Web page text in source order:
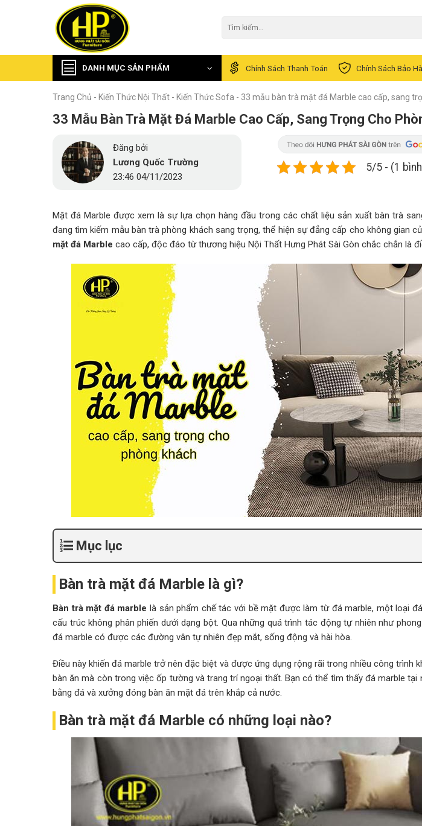
kiếm:
DANH MỤC SẢN PHẨM Chính Sách Thanh Toán Chính Sách Bảo
Trang Chủ - Kiến Thức Nội Thất - Kiến Thức Sofa - 33 mẫu bàn trà mặt đá Marble cao cấp, sang
33 Mẫu Bàn Trà Mặt Đá Marble Cao Cấp, Sang Trọng Cho
Đăng bởi
Lương Quốc Trường
23:46 04/11/2023
5/5 - (1
Mặt đá Marble được xem là sự lựa chọn hàng đầu trong các chất liệu sản xuất bàn trà
đang tìm kiếm mẫu bàn trà phòng khách sang trọng, thể hiện sự đẳng cấp cho không gian
mặt đá Marble cao cấp, độc đáo từ thương hiệu Nội Thất Hưng Phát Sài Gòn chắc chắn là
Mục lục
Bàn trà mặt đá Marble là gì?
Bàn trà mặt đá marble là sản phẩm chế tác với bề mặt được làm từ đá marble, một loại
cấu trúc không phân phiến dưới dạng bột. Qua những quá trình tác động tự nhiên như
đá marble có được các đường vân tự nhiên đẹp mắt, sống động và hài hòa.
Điều này khiến đá marble trở nên đặc biệt và được ứng dụng rộng rãi trong nhiều công trình
bàn ăn mà còn trong việc ốp tường và trang trí ngoại thất. Bạn có thể tìm thấy đá marble
bằng đá và xưởng đóng bàn ăn mặt đá trên khắp cả nước.
Bàn trà mặt đá Marble có những loại nào?